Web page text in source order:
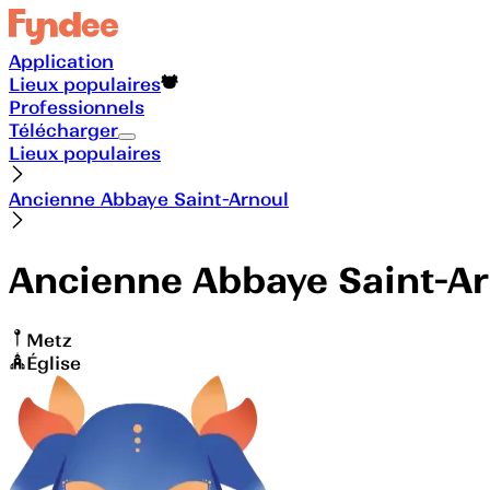
Application
Lieux populaires
Professionnels
Télécharger
Lieux populaires
Ancienne Abbaye Saint-Arnoul
Ancienne Abbaye Saint-
Metz
Église